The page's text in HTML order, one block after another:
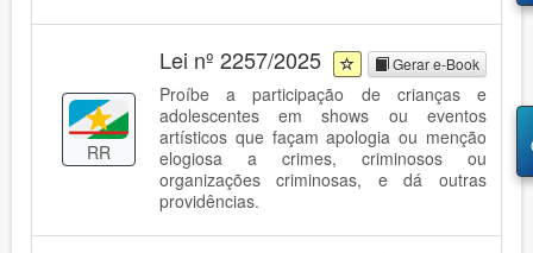
RR
Lei nº 2257/2025 Gerar e-Book
Proíbe a participação de crianças e
adolescentes em shows ou eventos
artísticos que façam apologia ou menção
elogiosa a crimes, criminosos ou
organizações criminosas, e dá outras
providências.